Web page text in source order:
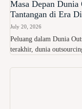
Masa Depan
Tantangan di Era
July 20, 2026
Peluang dalam Dunia
terakhir, dunia